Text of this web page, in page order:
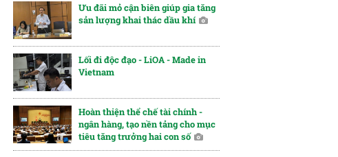
Ưu đãi mỏ cận biên giúp gia tăng
sản lượng khai thác dầu khí
Lối đi độc đạo - LiOA - Made in
Vietnam
Hoàn thiện thể chế tài chính -
ngân hàng, tạo nền tảng cho mục
tiêu tăng trưởng hai con số